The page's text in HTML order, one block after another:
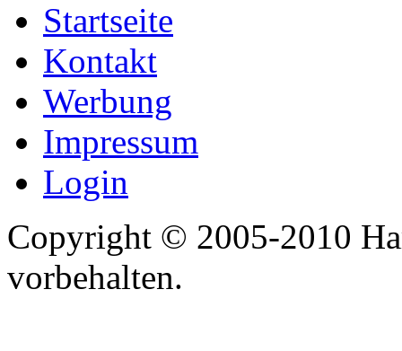
Startseite
Kontakt
Werbung
Impressum
Login
Copyright © 2005-2010
vorbehalten.